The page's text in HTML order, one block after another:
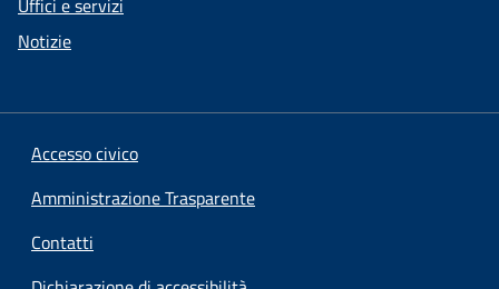
Uffici e servizi
Notizie
Accesso civico
Amministrazione Trasparente
Contatti